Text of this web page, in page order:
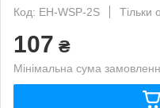
Код: EH-WSP-2S
Тільки
107 ₴
Мінімальна сума